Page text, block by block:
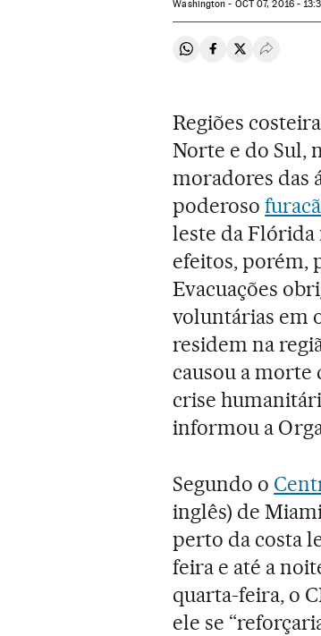
Washington - OCT07, 2016 -
Compartir en
Compartir en
Compartir en
Regiões
Norte e do Sul,
moradores das
poderoso
leste da Flórida
efeitos, porém,
Evacuações
voluntárias em
residem na
causou a morte
crise
informou a
Segundo o
inglês) de
perto da costa
feira e até a
quarta-feira, o
ele se